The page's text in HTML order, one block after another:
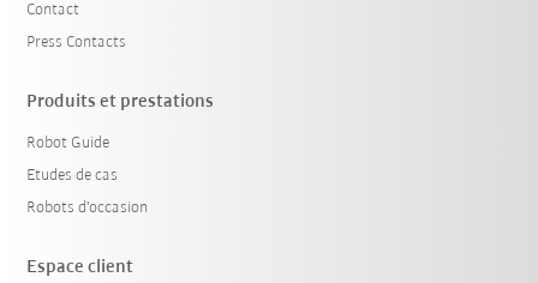
Réinitialiser le filtre
Contact
Press Contacts
Produits et prestations
Robot Guide
Etudes de cas
Robots d'occasion
Espace client